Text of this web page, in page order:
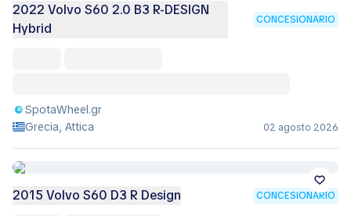
2022 Volvo S60 2.0 B3 R-DESIGN
Hybrid
CONCESIONARIO
SpotaWheel.gr
Grecia, Attica
02 agosto 2026
2015 Volvo S60 D3 R Design CONCESIONARIO